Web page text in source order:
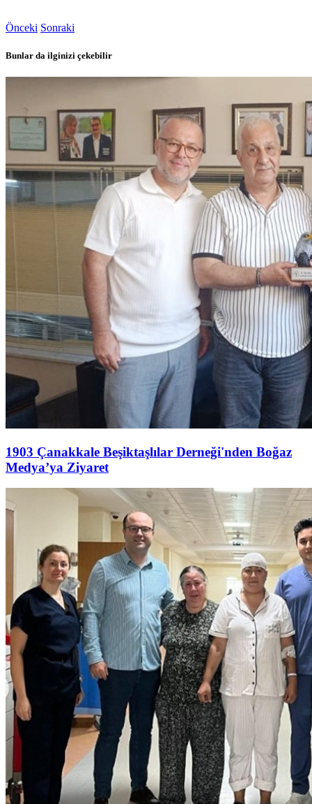
Önceki Sonraki
Bunlar da ilginizi çekebilir
1903 Çanakkale Beşiktaşlılar Derneği'nden Boğaz
Medya’ya Ziyaret